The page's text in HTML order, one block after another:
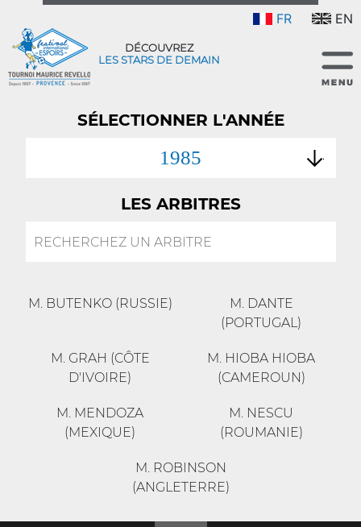
FR EN
DÉCOUVREZ
LES STARS DE DEMAIN
SÉLECTIONNER L'ANNÉE
1985
LES ARBITRES
M. BUTENKO (RUSSIE)
M. DANTE
(PORTUGAL)
M. GRAH (CÔTE
D'IVOIRE)
M. HIOBA HIOBA
(CAMEROUN)
M. MENDOZA
(MEXIQUE)
M. NESCU
(ROUMANIE)
M. ROBINSON
(ANGLETERRE)